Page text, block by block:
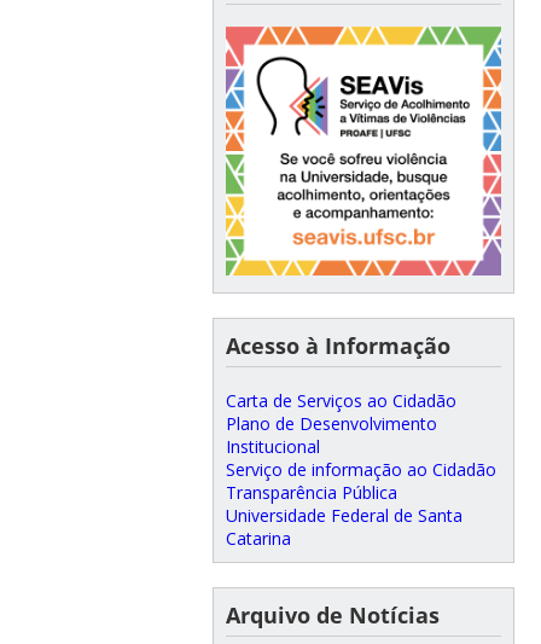
Acesso à Informação
Carta de Serviços ao Cidadão
Plano de Desenvolvimento
Institucional
Serviço de informação ao Cidadão
Transparência Pública
Universidade Federal de Santa
Catarina
Arquivo de Notícias